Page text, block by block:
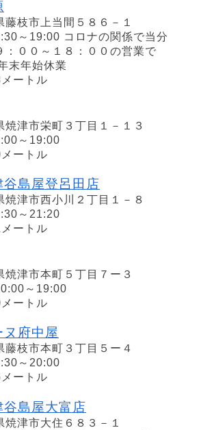
藤枝市上当間５８６－１
～19:00 コロナの関係で当分
：００～１８：００の営業で
末年始休業
ートル
焼津市栄町３丁目１－１３
～19:00
ートル
谷島屋登呂田店
焼津市西小川２丁目１－８
～21:20
ートル
焼津市本町５丁目７ー３
～19:00
ートル
ヌ府中屋
藤枝市本町３丁目５ー４
～20:00
ートル
谷島屋大富店
焼津市大住６８３－１